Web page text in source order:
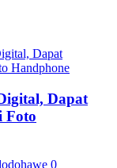
Dapat
Foto
0